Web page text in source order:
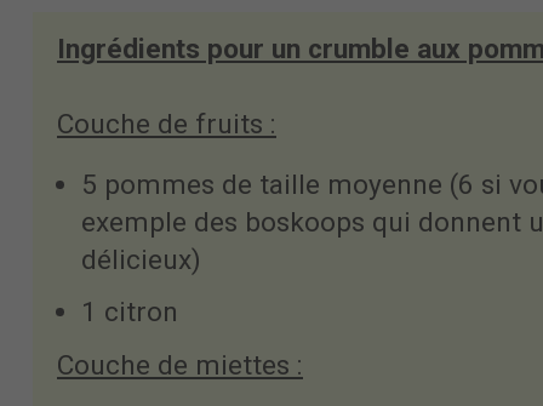
Ingrédients pour un crumble aux
Couche de fruits :
5 pommes de taille moyenne (6 si
exemple des boskoops qui donnent
délicieux)
1 citron
Couche de miettes :